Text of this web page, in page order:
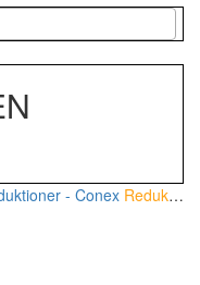
- Conex Reduktion 22 - 15 MM Kompressions Fittings